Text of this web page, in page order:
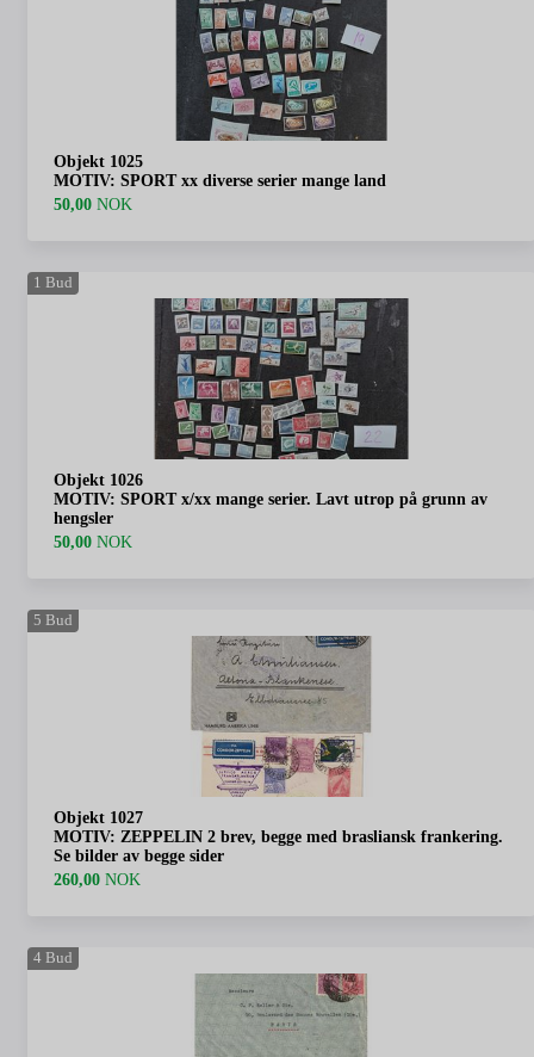
Objekt 1025
MOTIV: SPORT xx diverse serier mange land
50,00 NOK
1 Bud
Objekt 1026
MOTIV: SPORT x/xx mange serier. Lavt utrop på grunn av
hengsler
50,00 NOK
5 Bud
Objekt 1027
MOTIV: ZEPPELIN 2 brev, begge med brasliansk frankering.
Se bilder av begge sider
260,00 NOK
4 Bud